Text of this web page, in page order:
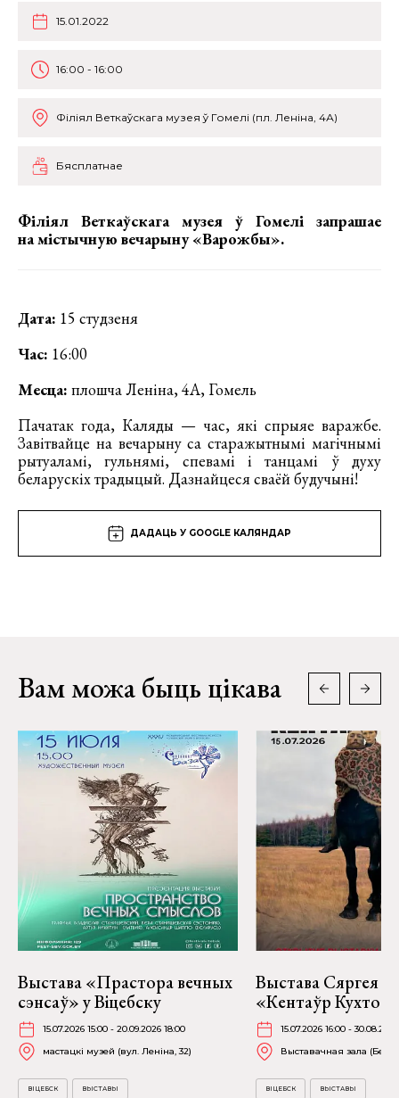
15.01.2022
16:00 - 16:00
Фiлiял Веткаўскага музея ў Гомелі (пл. Леніна, 4А)
Бясплатнае
Фiлiял Веткаўскага музея ў Гомелі запрашае
на мiстычную вечарыну «Варожбы».
Дата: 15 студзеня
Час: 16:00
Месца: плошча Леніна, 4А, Гомель
Пачатак года, Каляды — час, які спрыяе варажбе.
Завітвайце на вечарыну са старажытнымi магiчнымi
рытуаламi, гульнямi, спевамi i танцамi ў духу
беларускіх традыцый. Дазнайцеся сваёй будучыні!
ДАДАЦЬ У GOOGLE КАЛЯНДАР
Вам можа быць цікава
Выстава «Прастора вечных
сэнсаў» у Віцебску
15.07.2026 15:00 - 20.09.2026 18:00
мастацкі музей (вул. Леніна, 32)
ВІЦЕБСК ВЫСТАВЫ
Выстава Сяргея
«Кентаўр Кухто»
15.07.2026 16:00 -
Выставачная зала
ВІЦЕБСК ВЫСТАВЫ